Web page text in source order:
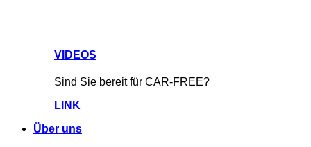
VIDEOS
Sind Sie bereit für CAR-FREE?
LINK
Über uns